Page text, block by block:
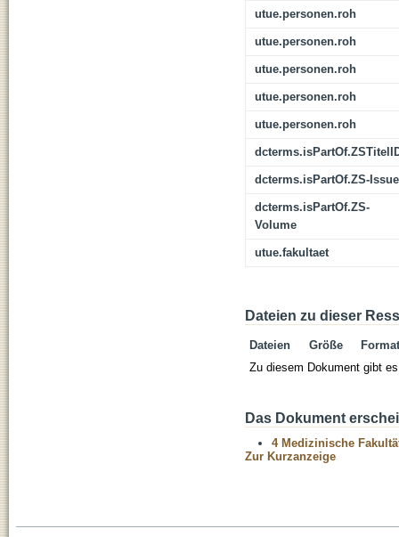
utue.personen.roh
utue.personen.roh
utue.personen.roh
utue.personen.roh
utue.personen.roh
dcterms.isPartOf.ZS-Issue
dcterms.isPartOf.ZS-
Volume
utue.fakultaet
Dateien zu dieser
Dateien Größe
Format
Zu diesem Dokument gibt
Das Dokument
4 Medizinische
Zur Kurzanzeige